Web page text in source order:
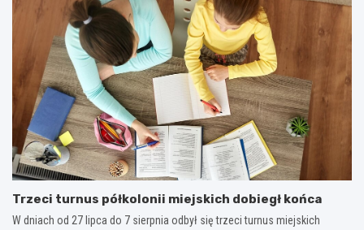
Trzeci turnus półkolonii miejskich dobiegł końca
W dniach od 27 lipca do 7 sierpnia odbył się trzeci turnus miejskich